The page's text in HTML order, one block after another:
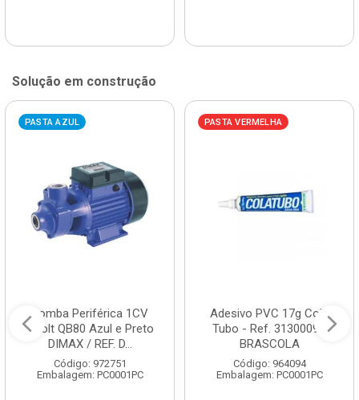
Solução em construção
PASTA AZUL
Bomba Periférica 1CV
Bivolt QB80 Azul e Preto
DIMAX / REF. D...
Código: 972751
Embalagem: PC0001PC
PASTA VERMELHA
Adesivo PVC 17g Cola
Tubo - Ref. 3130009 -
BRASCOLA
Código: 964094
Embalagem: PC0001PC